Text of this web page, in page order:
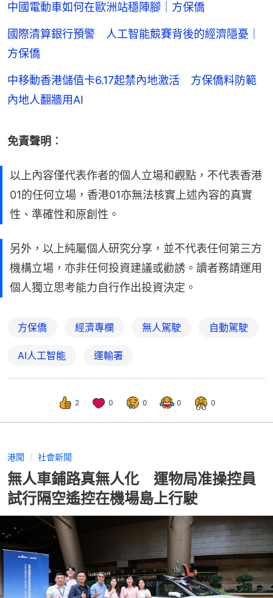
中國電動車如何在歐洲站穩陣腳｜方保僑
國際清算銀行預警 人工智能競賽背後的經濟隱憂｜
方保僑
中移動香港儲值卡6.17起禁內地激活 方保僑料防範
內地人翻牆用AI
免責聲明︰
以上內容僅代表作者的個人立場和觀點，不代表香港
01的任何立場，香港01亦無法核實上述內容的真實
性、準確性和原創性。
另外，以上純屬個人研究分享，並不代表任何第三方
機構立場，亦非任何投資建議或勸誘。讀者務請運用
個人獨立思考能力自行作出投資決定。
方保僑 經濟專欄 無人駕駛 自動駕駛
AI人工智能 運輸署
2 0 0 0 0
港聞 社會新聞
無人車鋪路真無人化 運物局准操控員
試行隔空遙控在機場島上行駛